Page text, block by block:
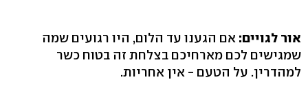
אור לגויים: אם הגענו עד הלום, היו רגועים שמה
שמגישים לכם מארחיכם בצלחת זה בטוח כשר
למהדרין. על הטעם - אין אחריות.